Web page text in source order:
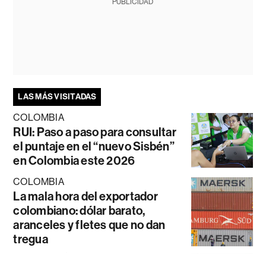
PUBLICIDAD
LAS MÁS VISITADAS
COLOMBIA
RUI: Paso a paso para consultar
el puntaje en el “nuevo Sisbén”
en Colombia este 2026
COLOMBIA
La mala hora del exportador
colombiano: dólar barato,
aranceles y fletes que no dan
tregua